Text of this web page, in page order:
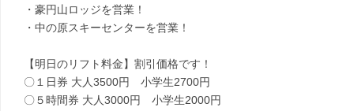
・豪円山ロッジを営業！
・中の原スキーセンターを営業！
【明日のリフト料金】割引価格です！
〇１日券 大人3500円 小学生2700円
〇５時間券 大人3000円 小学生2000円